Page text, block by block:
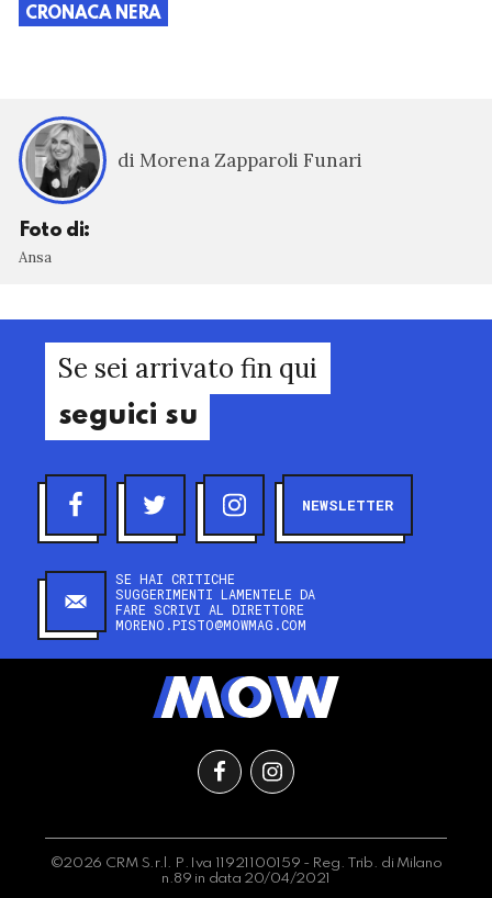
CRONACA NERA
di Morena Zapparoli Funari
Foto di:
Ansa
Se sei arrivato fin qui
seguici su
NEWSLETTER
SE HAI CRITICHE
SUGGERIMENTI LAMENTELE DA
FARE SCRIVI AL DIRETTORE
MORENO.PISTO@MOWMAG.COM
©2026 CRM S.r.l. P.Iva 11921100159 - Reg. Trib. di Milano
n.89 in data 20/04/2021